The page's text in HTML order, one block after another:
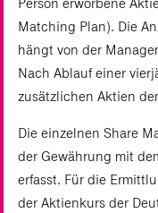
Person erworbene
Matching Plan). Die
hängt von der
Nach Ablauf einer
zusätzlichen Aktien
Die einzelnen Share
der Gewährung mit
erfasst. Für die
der Aktienkurs der